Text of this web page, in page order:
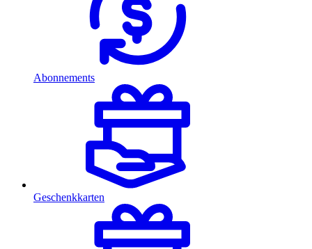
Abonnements
Geschenkkarten